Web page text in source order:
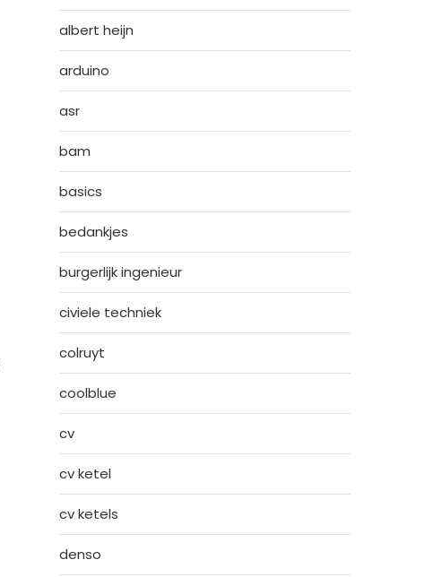
albert heijn
arduino
asr
bam
basics
bedankjes
burgerlijk ingenieur
civiele techniek
colruyt
coolblue
cv
cv ketel
cv ketels
denso